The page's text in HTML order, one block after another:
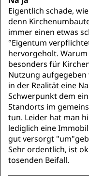
Eigentlich schade,
denn
immer einen etwas
°Eigentum
hervorgeholt.
besonders für
Nutzung
in der Realität eine
Schwerpunkt dem
Standorts im
tun. Leider hat man
lediglich eine
gut versorgt
Sehr ordentlich, ist
tosenden Beifall.